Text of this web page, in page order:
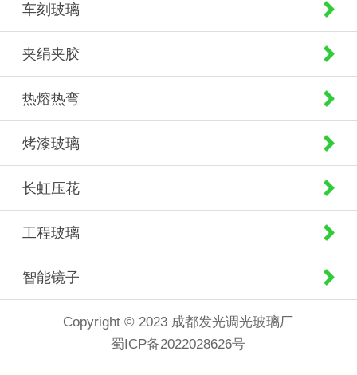
车刻玻璃
夹绢夹胶
热熔热弯
烤漆玻璃
长虹压花
工程玻璃
智能镜子
Copyright © 2023 成都发光调光玻璃厂
蜀ICP备2022028626号